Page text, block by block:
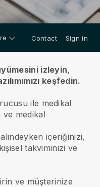
Contact Sign in
izleyin,
keşfedin.
ile medikal
medikal
içeriğinizi,
takviminizi ve
ve müşterinize